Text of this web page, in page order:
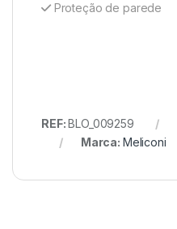
Proteção de parede
REF:BLO_009259
Marca: Meliconi